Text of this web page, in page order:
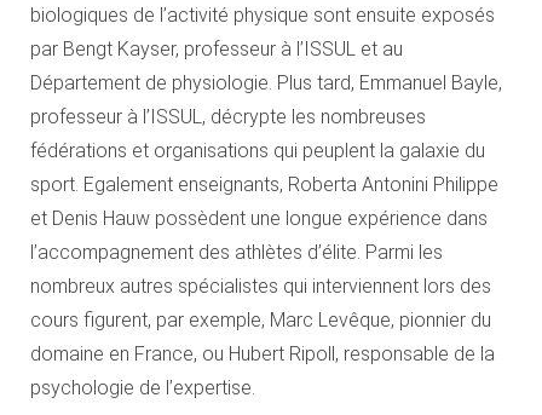
biologiques de l’activité physique sont ensuite exposés
par Bengt Kayser, professeur à l’ISSUL et au
Département de physiologie. Plus tard, Emmanuel Bayle,
professeur à l’ISSUL, décrypte les nombreuses
fédérations et organisations qui peuplent la galaxie du
sport. Egalement enseignants, Roberta Antonini Philippe
et Denis Hauw possèdent une longue expérience dans
l’accompagnement des athlètes d’élite. Parmi les
nombreux autres spécialistes qui interviennent lors des
cours figurent, par exemple, Marc Levêque, pionnier du
domaine en France, ou Hubert Ripoll, responsable de la
psychologie de l’expertise.